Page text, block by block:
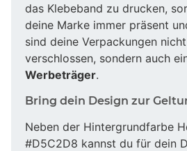
das Klebeband zu drucken,
deine Marke immer präsent
sind deine Verpackungen
verschlossen, sondern auch
Werbeträger.
Bring dein Design zur
Neben der Hintergrundfarbe
#D5C2D8 kannst du für dein